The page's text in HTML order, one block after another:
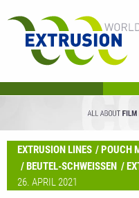
EXTRUSION LINES
POUCH
BEUTEL-SCHWEISSEN
26. APRIL 2021